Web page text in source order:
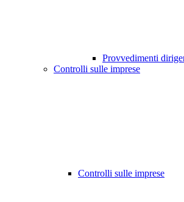
Provvedimenti
Controlli sulle imprese
Controlli sulle imprese